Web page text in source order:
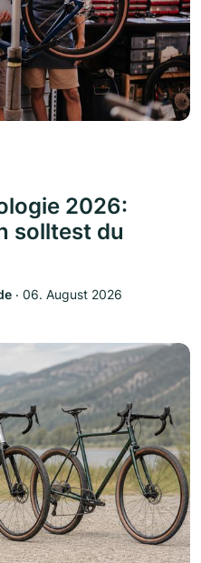
2026:
solltest du
‧ 06. August 2026